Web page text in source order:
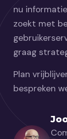
nu
zoekt met
graag
Plan
bespreken